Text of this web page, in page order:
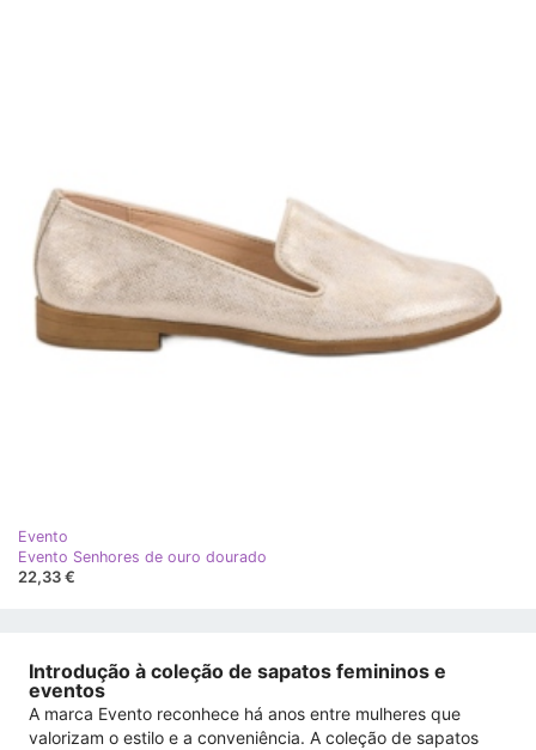
Evento
Evento Senhores de ouro dourado
22,33 €
Introdução à coleção de sapatos femininos e
eventos
A marca Evento reconhece há anos entre mulheres que
valorizam o estilo e a conveniência. A coleção de sapatos